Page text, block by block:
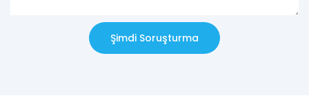
Şimdi Soruşturma